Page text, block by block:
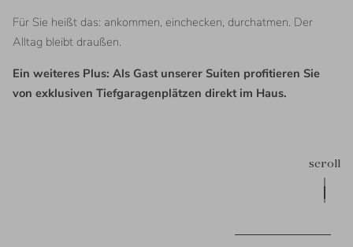
scroll
Für Sie heißt das: ankommen, einchecken, durchatmen. Der
Alltag bleibt draußen.
Ein weiteres Plus: Als Gast unserer Suiten profitieren Sie
von exklusiven Tiefgaragenplätzen direkt im Haus.